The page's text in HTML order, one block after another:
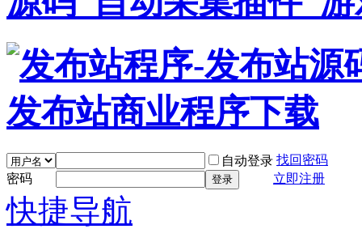
自动登录 找回密码
密码
登录 立即注册
快捷导航